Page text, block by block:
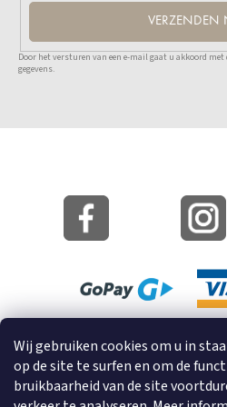
Wij gebruiken cookies om u in
op de site te surfen en om de
bruikbaarheid van de site
VERZENDEN
Door het versturen van een e-mail gaat u akkoord
gegevens.
Informatie